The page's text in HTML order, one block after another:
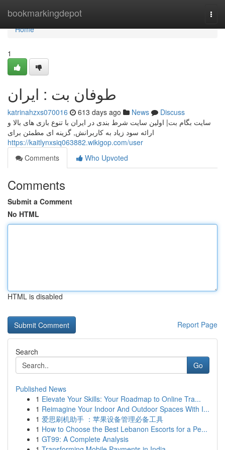
bookmarkingdepot
Home
Home
1
طوفان بت : ایران
katrinahzxs070016 613 days ago News
Discuss
سایت بگام بت| اولین سایت شرط بندی در ایران با تنوع بازی های بالا و
ارائه سود زیاد به کاربرانش, گزینه ای مطمئن برای
https://kaitlynxsiq063882.wikigop.com/user
Comments
Who Upvoted
Comments
Submit a Comment
No HTML
HTML is disabled
Report Page
Search
Go
Published News
1 Elevate Your Skills: Your Roadmap to Online Tra...
1 Reimagine Your Indoor And Outdoor Spaces With I...
1 爱思刷机助手 ：苹果设备管理必备工具
1 How to Choose the Best Lebanon Escorts for a Pe...
1 GT99: A Complete Analysis